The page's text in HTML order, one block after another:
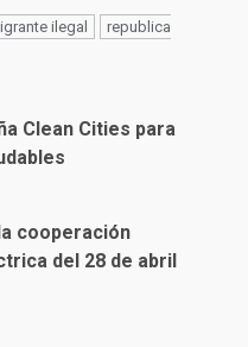
ilegal
republica
Clean Cities para
cooperación
del 28 de abril